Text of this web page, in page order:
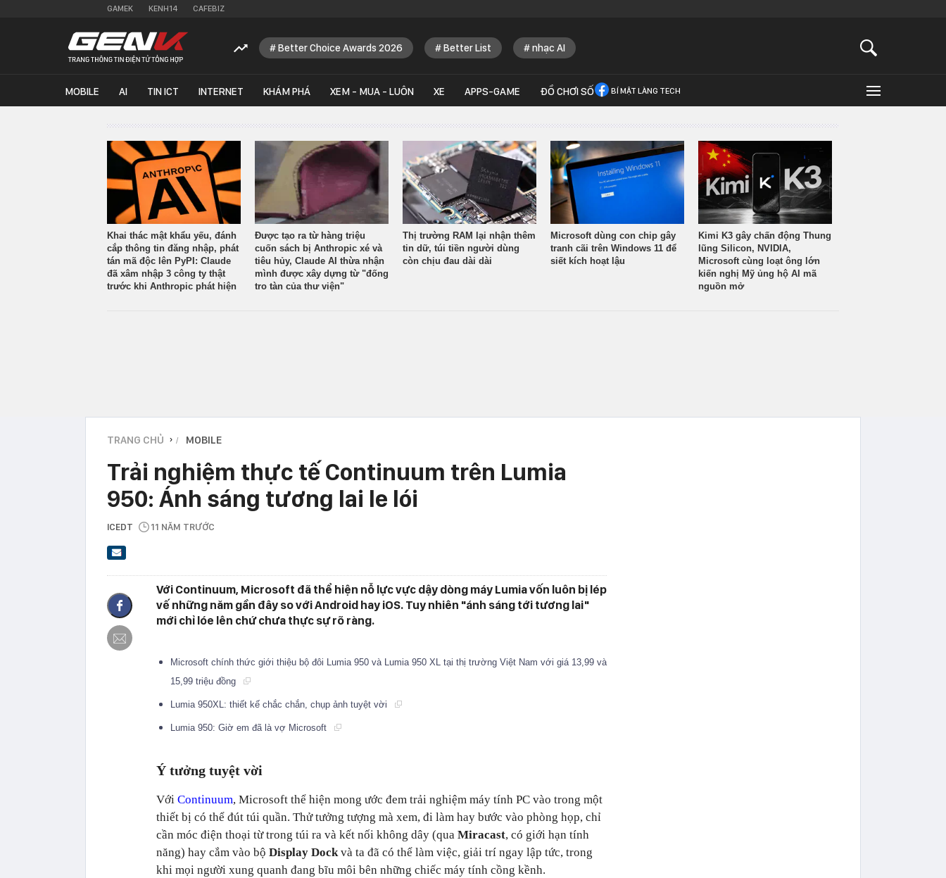
GAMEK KENH14 CAFEBIZ
Better Choice Awards 2026 Better List nhạc AI
MOBILE AI TIN ICT INTERNET KHÁM PHÁ XEM - MUA - LUÔN XE APPS-GAME ĐỒ CHƠI SỐ BÍ MẬT LÀNG TECH
Khai thác mật khẩu yếu, đánh
cắp thông tin đăng nhập, phát
tán mã độc lên PyPI: Claude
đã xâm nhập 3 công ty thật
trước khi Anthropic phát hiện
Được tạo ra từ hàng triệu
cuốn sách bị Anthropic xé và
tiêu hủy, Claude AI thừa nhận
mình được xây dựng từ "đống
tro tàn của thư viện"
Thị trường RAM lại nhận thêm
tin dữ, túi tiền người dùng
còn chịu đau dài dài
Microsoft dùng con chip gây
tranh cãi trên Windows 11 để
siết kích hoạt lậu
Kimi K3 gây chấn động Thung
lũng Silicon, NVIDIA,
Microsoft cùng loạt ông lớn
kiến nghị Mỹ ủng hộ AI mã
nguồn mở
TRANG CHỦ › MOBILE
Trải nghiệm thực tế Continuum trên Lumia
950: Ánh sáng tương lai le lói
ICEDT 11 NĂM TRƯỚC
Với Continuum, Microsoft đã thể hiện nỗ lực vực dậy dòng máy Lumia vốn luôn bị lép
vế những năm gần đây so với Android hay iOS. Tuy nhiên "ánh sáng tới tương lai"
mới chỉ lóe lên chứ chưa thực sự rõ ràng.
Microsoft chính thức giới thiệu bộ đôi Lumia 950 và Lumia 950 XL tại thị trường Việt Nam với giá 13,99 và
15,99 triệu đồng
Lumia 950XL: thiết kế chắc chắn, chụp ảnh tuyệt vời
Lumia 950: Giờ em đã là vợ Microsoft
Ý tưởng tuyệt vời
Với Continuum, Microsoft thể hiện mong ước đem trải nghiệm máy tính PC vào trong một
thiết bị có thể đút túi quần. Thử tưởng tượng mà xem, đi làm hay bước vào phòng họp, chỉ
cần móc điện thoại từ trong túi ra và kết nối không dây (qua Miracast, có giới hạn tính
năng) hay cắm vào bộ Display Dockvà ta đã có thể làm việc, giải trí ngay lập tức, trong
khi mọi người xung quanh đang bĩu môi bên những chiếc máy tính cồng kềnh.